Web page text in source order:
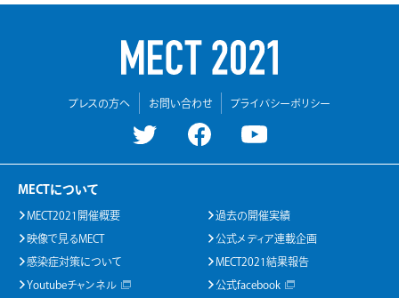
プレスの方へ お問い合わせ プライバシーポリシー
MECTについて
MECT2021開催概要 過去の開催実績
映像で見るMECT 公式メディア連載企画
感染症対策について MECT2021結果報告
Youtubeチャンネル 公式facebook